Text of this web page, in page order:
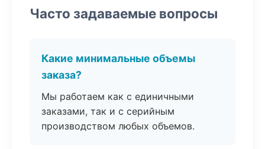
Часто задаваемые вопросы
Какие минимальные объемы
заказа?
Мы работаем как с единичными
заказами, так и с серийным
производством любых объемов.